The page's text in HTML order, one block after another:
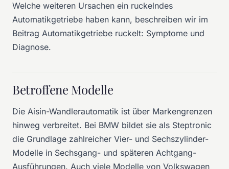
Welche weiteren Ursachen ein ruckelndes
Automatikgetriebe haben kann, beschreiben wir im
Beitrag Automatikgetriebe ruckelt: Symptome und
Diagnose.
Betroffene Modelle
Die Aisin-Wandlerautomatik ist über Markengrenzen
hinweg verbreitet. Bei BMW bildet sie als Steptronic
die Grundlage zahlreicher Vier- und Sechszylinder-
Modelle in Sechsgang- und späteren Achtgang-
Ausführungen. Auch viele Modelle von Volkswagen